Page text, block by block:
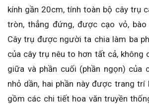
kính gần 20cm, tính toàn bộ cây trụ
tròn, thẳng đứng, được cạo vỏ, bào
Cây trụ được người ta chia làm ba
của cây trụ nêu to hơn tất cả, không
giữa và phần cuối (phần ngọn) của
nhỏ dần, hai phần này được trang trí
gồm các chi tiết hoa văn truyền